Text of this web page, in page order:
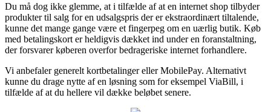
Du må dog ikke glemme, at i tilfælde af at en internet shop tilbyder
produkter til salg for en udsalgspris der er ekstraordinært tiltalende,
kunne det mange gange være et fingerpeg om en uærlig butik. Køb
med betalingskort er heldigvis dækket ind under en foranstaltning,
der forsvarer køberen overfor bedrageriske internet forhandlere.
Vi anbefaler generelt kortbetalinger eller MobilePay. Alternativt
kunne du drage nytte af en løsning som for eksempel ViaBill, i
tilfælde af at du hellere vil dække beløbet senere.